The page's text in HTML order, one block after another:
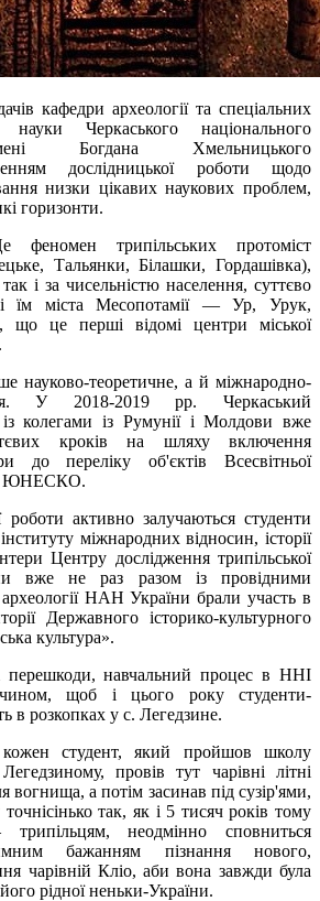
кафедри археології та спеціальних
науки Черкаського національного
Богдана Хмельницького
дослідницької роботи щодо
низки цікавих наукових проблем,
горизонти.
трипільських протоміст
Тальянки, Білашки, Гордашівка),
і за чисельністю населення, суттєво
їм міста Месопотамії — Ур, Урук,
що це перші відомі центри міської
науково-теоретичне, а й міжнародно-
У 2018-2019 рр. Черкаський
колегами із Румунії і Молдови вже
кроків на шляху включення
до переліку об'єктів Всесвітньої
ЮНЕСКО.
активно залучаються студенти
міжнародних відносин, історії
Центру дослідження трипільської
вже не раз разом із провідними
НАН України брали участь в
Державного історико-культурного
культура».
перешкоди, навчальний процес в ННІ
щоб і цього року студенти-
в розкопках у с. Легедзине.
студент, який пройшов школу
провів тут чарівні літні
вогнища, а потім засинав під сузір'ями,
так, як і 5 тисяч років тому
неодмінно сповниться
бажанням пізнання нового,
чарівній Кліо, аби вона завжди була
рідної неньки-України.